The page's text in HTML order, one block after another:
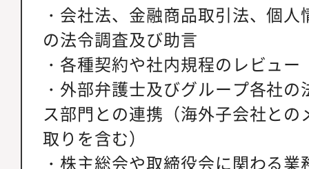
・会社法、金融商品取引法、個
の法令調査及び助言
・各種契約や社内規程のレビュ
・外部弁護士及びグループ各社
ス部門との連携（海外子会社と
取りを含む）
・株主総会や取締役会に関わる業